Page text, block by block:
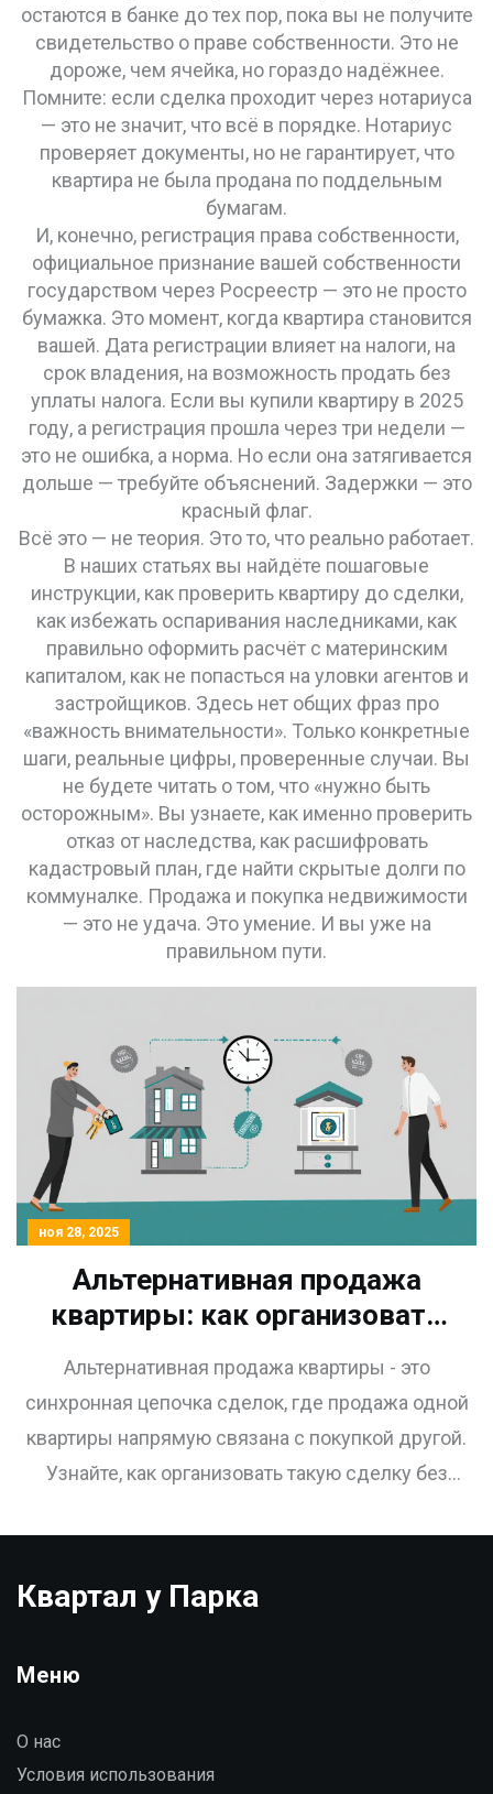
остаются в банке до тех пор, пока вы не получите
свидетельство о праве собственности. Это не
дороже, чем ячейка, но гораздо надёжнее.
Помните: если сделка проходит через нотариуса
— это не значит, что всё в порядке. Нотариус
проверяет документы, но не гарантирует, что
квартира не была продана по поддельным
бумагам.
И, конечно, регистрация права собственности,
официальное признание вашей собственности
государством через Росреестр — это не просто
бумажка. Это момент, когда квартира становится
вашей. Дата регистрации влияет на налоги, на
срок владения, на возможность продать без
уплаты налога. Если вы купили квартиру в 2025
году, а регистрация прошла через три недели —
это не ошибка, а норма. Но если она затягивается
дольше — требуйте объяснений. Задержки — это
красный флаг.
Всё это — не теория. Это то, что реально работает.
В наших статьях вы найдёте пошаговые
инструкции, как проверить квартиру до сделки,
как избежать оспаривания наследниками, как
правильно оформить расчёт с материнским
капиталом, как не попасться на уловки агентов и
застройщиков. Здесь нет общих фраз про
«важность внимательности». Только конкретные
шаги, реальные цифры, проверенные случаи. Вы
не будете читать о том, что «нужно быть
осторожным». Вы узнаете, как именно проверить
отказ от наследства, как расшифровать
кадастровый план, где найти скрытые долги по
коммуналке. Продажа и покупка недвижимости
— это не удача. Это умение. И вы уже на
правильном пути.
ноя 28, 2025
Альтернативная продажа
квартиры: как организовать
Альтернативная продажа квартиры - это
синхронная цепочка сделок, где продажа одной
квартиры напрямую связана с покупкой другой.
Узнайте, как организовать такую сделку без
Квартал у Парка
Меню
О нас
Условия использования